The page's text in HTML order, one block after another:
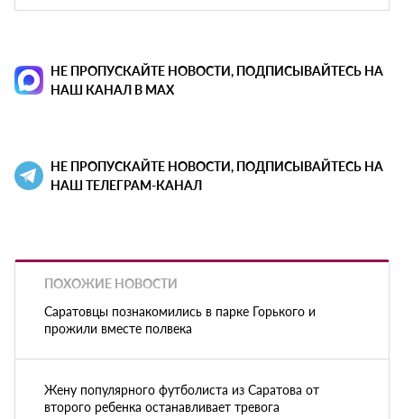
НЕ ПРОПУСКАЙТЕ НОВОСТИ, ПОДПИСЫВАЙТЕСЬ НА
НАШ КАНАЛ В MAX
НЕ ПРОПУСКАЙТЕ НОВОСТИ, ПОДПИСЫВАЙТЕСЬ НА
НАШ ТЕЛЕГРАМ-КАНАЛ
ПОХОЖИЕ НОВОСТИ
Саратовцы познакомились в парке Горького и
прожили вместе полвека
Жену популярного футболиста из Саратова от
второго ребенка останавливает тревога